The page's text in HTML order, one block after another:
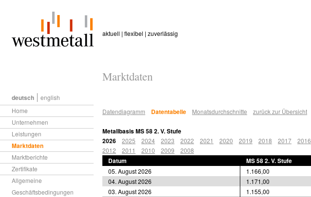
aktuell | flexibel | zuverlässig
Marktdaten
Datendiagramm Datentabelle Monatsdurchschnitte zurück zur Übersicht
Metallbasis MS 58 2. V. Stufe
2026
2025 2024 2023 2022 2021 2020 2019 2018 2017 2016
2012
2011 2010 2009 2008
Datum MS 58 2. V. Stufe
05. August 2026
1.166,00
04. August 2026
1.171,00
03. August 2026
1.155,00
Home
Unternehmen
Leistungen
Marktdaten
Marktberichte
Zertifikate
Allgemeine
Geschäftsbedingungen
deutsch english